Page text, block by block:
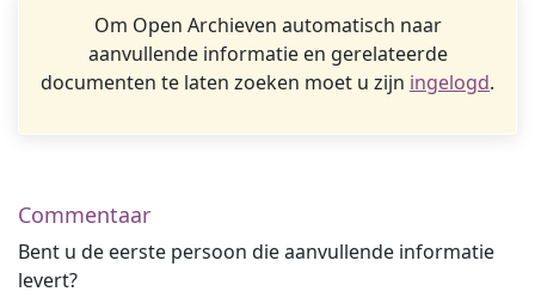
Om Open Archieven automatisch naar
aanvullende informatie en gerelateerde
documenten te laten zoeken moet u zijn ingelogd.
Commentaar
Bent u de eerste persoon die aanvullende informatie
levert?